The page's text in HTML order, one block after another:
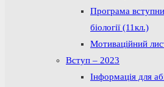
Програма
біології (11кл.)
Мотиваційний
Вступ – 2023
Інформація для